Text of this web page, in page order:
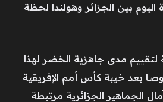
اليوم بين الجزائر وهولندا لحظة
مدى جاهزية الخضر لهذا
بعد خيبة كأس أمم الإفريقية
الجماهير الجزائرية مرتبطة